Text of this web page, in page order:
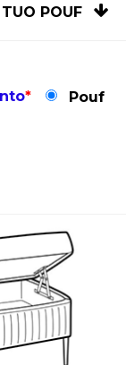
POUF
* Pouf